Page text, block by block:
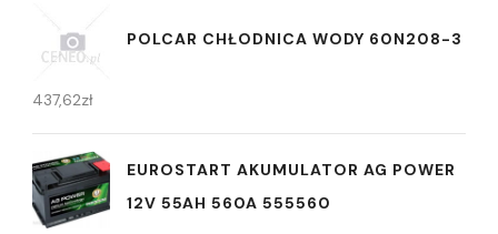
POLCAR CHŁODNICA WODY 60N208-3
437,62zł
EUROSTART AKUMULATOR AG POWER
12V 55AH 560A 555560